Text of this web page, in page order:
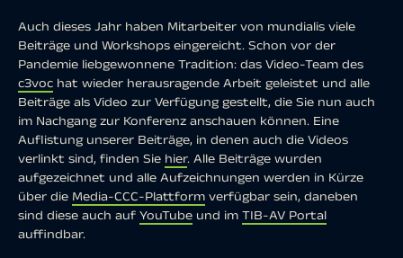
Auch dieses Jahr haben Mitarbeiter von mundialis viele
Beiträge und Workshops eingereicht. Schon vor der
Pandemie liebgewonnene Tradition: das Video-Team des
c3voc hat wieder herausragende Arbeit geleistet und alle
Beiträge als Video zur Verfügung gestellt, die Sie nun auch
im Nachgang zur Konferenz anschauen können. Eine
Auflistung unserer Beiträge, in denen auch die Videos
verlinkt sind, finden Sie hier. Alle Beiträge wurden
aufgezeichnet und alle Aufzeichnungen werden in Kürze
über die Media-CCC-Plattform verfügbar sein, daneben
sind diese auch auf YouTube und im TIB-AV Portal
auffindbar.